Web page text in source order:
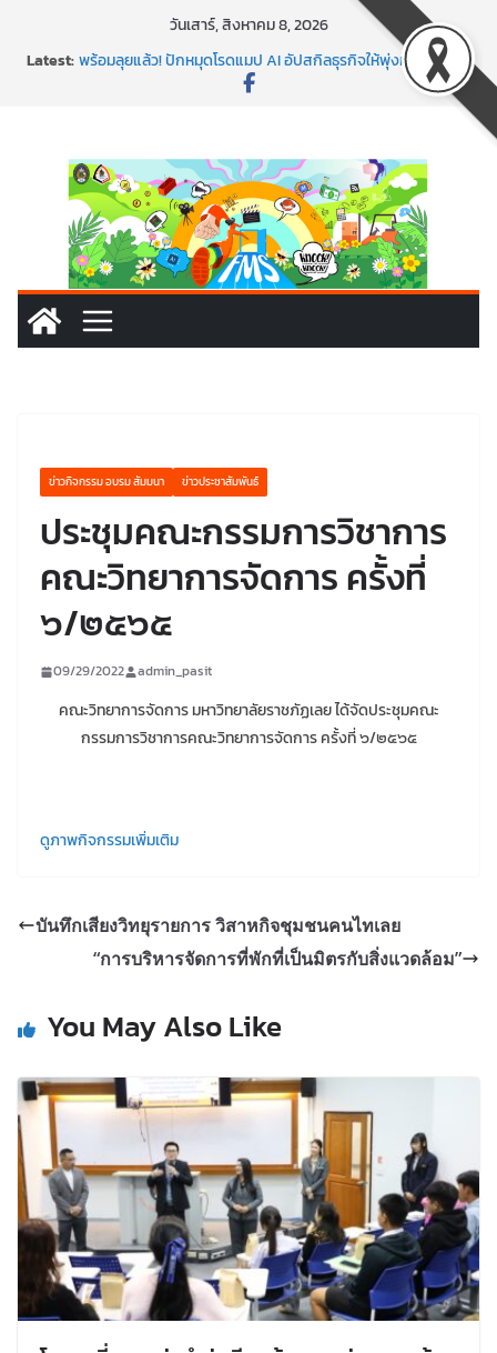
วันเสาร์, สิงหาคม 8, 2026
Latest:พร้อมลุยแล้ว! ปักหมุดโรดแมป AI อัปสกิลธุรกิจให้พุ่งทะยาน
พาธุรกิจท้องถิ่นสู่ตลาดโลก ด้วยเทคโนโลยี AI!
นอกจากเทคโนโลยีจะล้ำ หัวใจคนทำธุรกิจก็ต้องสตรอง!
ข่าวกิจกรรม อบรม สัมมนา ข่าวประชาสัมพันธ์
ประชุมคณะกรรมการวิชาการ
คณะวิทยาการจัดการ ครั้งที่
๖/๒๕๖๕
09/29/2022 admin_pasit
คณะวิทยาการจัดการ มหาวิทยาลัยราชภัฏเลย ได้จัดประชุมคณะ
กรรมการวิชาการคณะวิทยาการจัดการ ครั้งที่ ๖/๒๕๖๕
ดูภาพกิจกรรมเพิ่มเติม
บันทึกเสียงวิทยุรายการ วิสาหกิจชุมชนคนไทเลย
“การบริหารจัดการที่พักที่เป็นมิตรกับสิ่งแวดล้อม”
You May Also Like